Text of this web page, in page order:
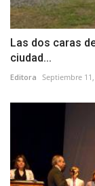
Las dos caras
ciudad...
Editora Septiembre